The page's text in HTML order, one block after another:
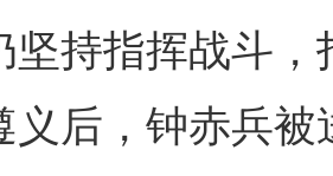
坚持指挥战斗
义后，钟赤兵